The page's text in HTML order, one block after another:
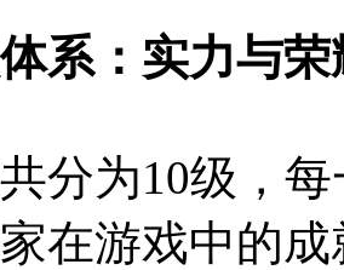
系：实力与
分为10级，
在游戏中的